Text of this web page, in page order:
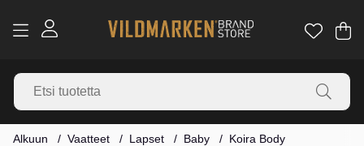
.
Alkuun Vaatteet Lapset Baby Koira Body